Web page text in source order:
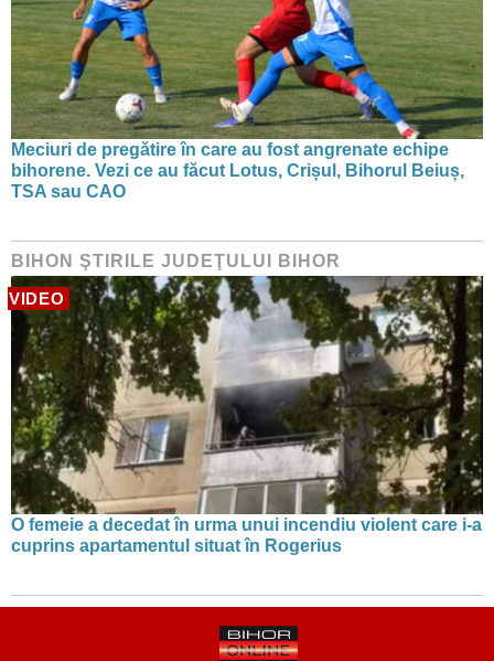
Meciuri de pregătire în care au fost angrenate echipe
bihorene. Vezi ce au făcut Lotus, Crișul, Bihorul Beiuș,
TSA sau CAO
BIHON ŞTIRILE JUDEŢULUI BIHOR
VIDEO
O femeie a decedat în urma unui incendiu violent care i-a
cuprins apartamentul situat în Rogerius